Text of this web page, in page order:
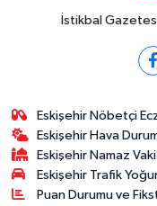
İstikbal
Eskişehir Nöbetçi
Eskişehir Hava
Eskişehir Namaz
Eskişehir Trafik
Puan Durumu ve